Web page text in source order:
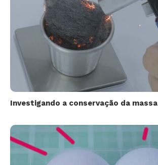
Investigando a conservação da massa